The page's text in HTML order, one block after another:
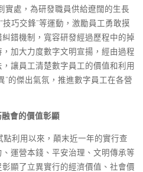
實處，為研發職員供給遼闊的生長
技巧交鋒”等運動，激勵員工勇敢摸
錯機制，寬容研發經過歷程中的掉
加大力度數字文明宣揚，經由過程
讓員工清楚數字員工的價值和利用
”的傑出氣氛，推進數字員工在各營
會的價值彰顯
點利用以來，顛末近一年的實行查
運營本錢、平安治理、文明傳承等
顯了立異實行的經濟價值、社會價